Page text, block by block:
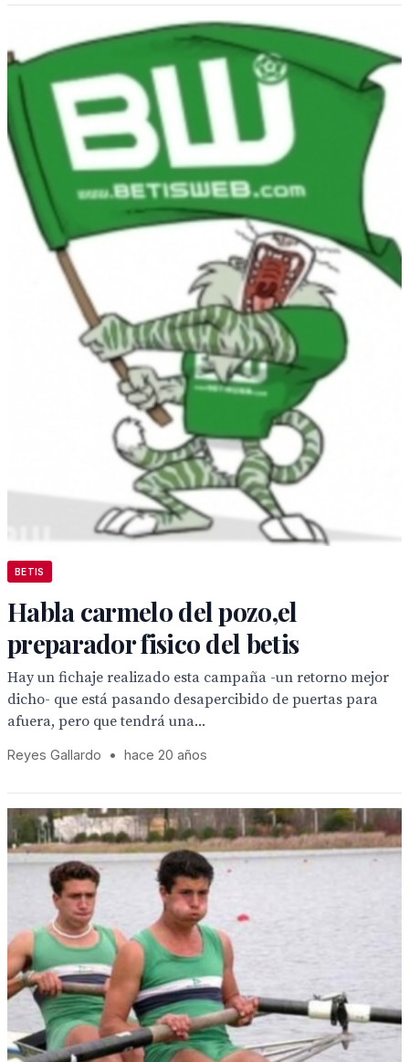
BETIS
Habla carmelo del pozo,el
preparador fisico del betis
Hay un fichaje realizado esta campaña -un retorno mejor
dicho- que está pasando desapercibido de puertas para
afuera, pero que tendrá una...
Reyes Gallardo • hace 20 años